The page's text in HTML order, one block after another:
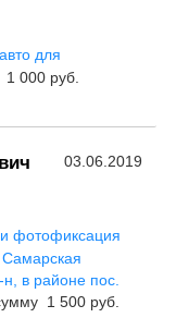
для
000 руб.
03.06.2019
фотофиксация
Самарская
в районе пос.
1 500 руб.